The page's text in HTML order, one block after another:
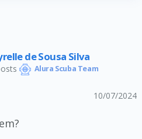
de Sousa Silva
Alura Scuba Team
10/07/2024